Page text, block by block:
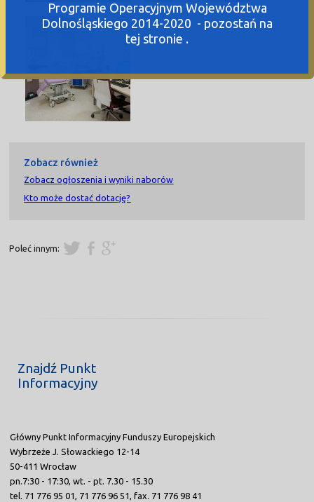
Zobacz również
Zobacz ogłoszenia i wyniki naborów
Kto może dostać dotację?
Poleć innym:
Znajdź Punkt
Informacyjny
Główny Punkt Informacyjny Funduszy Europejskich
Wybrzeże J. Słowackiego 12-14
50-411 Wrocław
pn.7:30 - 17:30, wt. - pt. 7.30 - 15.30
tel. 71 776 95 01, 71 776 96 51, fax. 71 776 98 41
Programie Operacyjnym Województwa
Dolnośląskiego 2014-2020 - pozostań na
tej stronie .